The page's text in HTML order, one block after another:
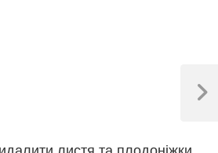
Next